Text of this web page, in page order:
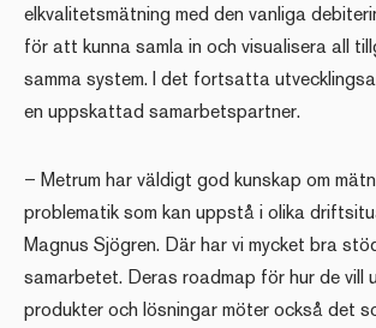
elkvalitetsmätning med den vanliga
för att kunna samla in och visualisera all
samma system. I det fortsatta
en uppskattad samarbetspartner.
– Metrum har väldigt god kunskap om
problematik som kan uppstå i olika
Magnus Sjögren. Där har vi mycket bra
samarbetet. Deras roadmap för hur de vill
produkter och lösningar möter också det